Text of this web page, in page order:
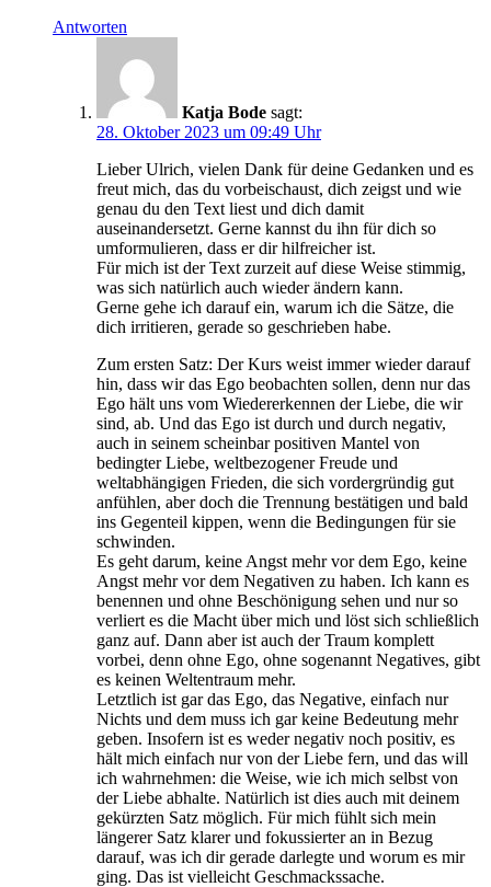
Antworten
Katja Bode sagt:
28. Oktober 2023 um 09:49 Uhr
Lieber Ulrich, vielen Dank für deine Gedanken und es
freut mich, das du vorbeischaust, dich zeigst und wie
genau du den Text liest und dich damit
auseinandersetzt. Gerne kannst du ihn für dich so
umformulieren, dass er dir hilfreicher ist.
Für mich ist der Text zurzeit auf diese Weise stimmig,
was sich natürlich auch wieder ändern kann.
Gerne gehe ich darauf ein, warum ich die Sätze, die
dich irritieren, gerade so geschrieben habe.
Zum ersten Satz: Der Kurs weist immer wieder darauf
hin, dass wir das Ego beobachten sollen, denn nur das
Ego hält uns vom Wiedererkennen der Liebe, die wir
sind, ab. Und das Ego ist durch und durch negativ,
auch in seinem scheinbar positiven Mantel von
bedingter Liebe, weltbezogener Freude und
weltabhängigen Frieden, die sich vordergründig gut
anfühlen, aber doch die Trennung bestätigen und bald
ins Gegenteil kippen, wenn die Bedingungen für sie
schwinden.
Es geht darum, keine Angst mehr vor dem Ego, keine
Angst mehr vor dem Negativen zu haben. Ich kann es
benennen und ohne Beschönigung sehen und nur so
verliert es die Macht über mich und löst sich schließlich
ganz auf. Dann aber ist auch der Traum komplett
vorbei, denn ohne Ego, ohne sogenannt Negatives, gibt
es keinen Weltentraum mehr.
Letztlich ist gar das Ego, das Negative, einfach nur
Nichts und dem muss ich gar keine Bedeutung mehr
geben. Insofern ist es weder negativ noch positiv, es
hält mich einfach nur von der Liebe fern, und das will
ich wahrnehmen: die Weise, wie ich mich selbst von
der Liebe abhalte. Natürlich ist dies auch mit deinem
gekürzten Satz möglich. Für mich fühlt sich mein
längerer Satz klarer und fokussierter an in Bezug
darauf, was ich dir gerade darlegte und worum es mir
ging. Das ist vielleicht Geschmackssache.